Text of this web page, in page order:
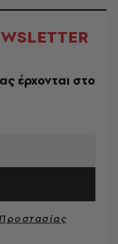
έρχονται στο